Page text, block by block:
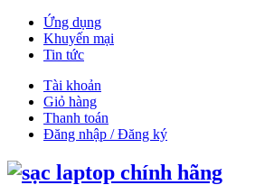
Ứng dụng
Khuyến mại
Tin tức
Tài khoản
Giỏ hàng
Thanh toán
Đăng nhập / Đăng ký